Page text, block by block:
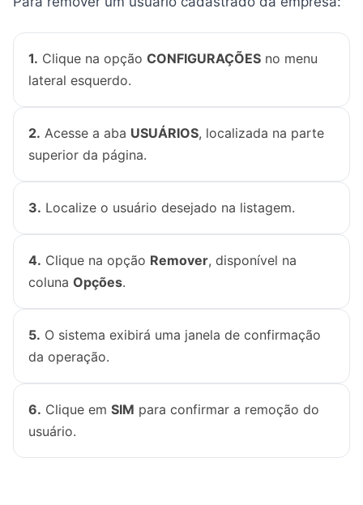
1. Clique na opção CONFIGURAÇÕES no menu
lateral esquerdo.
2. Acesse a aba USUÁRIOS, localizada na parte
superior da página.
3. Localize o usuário desejado na listagem.
4. Clique na opção Remover, disponível na
coluna Opções.
5. O sistema exibirá uma janela de confirmação
da operação.
6. Clique em SIM para confirmar a remoção do
usuário.